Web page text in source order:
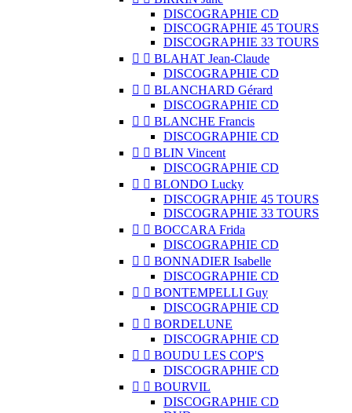
DISCOGRAPHIE CD
DISCOGRAPHIE 45 TOURS
DISCOGRAPHIE 33 TOURS
  BLAHAT Jean-Claude
DISCOGRAPHIE CD
  BLANCHARD Gérard
DISCOGRAPHIE CD
  BLANCHE Francis
DISCOGRAPHIE CD
  BLIN Vincent
DISCOGRAPHIE CD
  BLONDO Lucky
DISCOGRAPHIE 45 TOURS
DISCOGRAPHIE 33 TOURS
  BOCCARA Frida
DISCOGRAPHIE CD
  BONNADIER Isabelle
DISCOGRAPHIE CD
  BONTEMPELLI Guy
DISCOGRAPHIE CD
  BORDELUNE
DISCOGRAPHIE CD
  BOUDU LES COP'S
DISCOGRAPHIE CD
  BOURVIL
DISCOGRAPHIE CD